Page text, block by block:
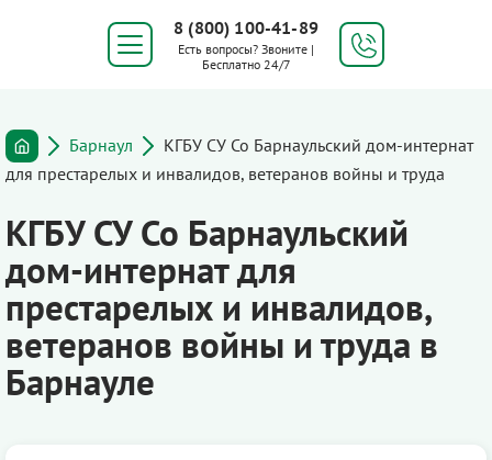
8 (800) 100-41-89
Есть вопросы? Звоните |
Бесплатно 24/7
Барнаул
КГБУ СУ Со Барнаульский дом-интернат
для престарелых и инвалидов, ветеранов войны и труда
КГБУ СУ Со Барнаульский
дом-интернат для
престарелых и инвалидов,
ветеранов войны и труда в
Барнауле